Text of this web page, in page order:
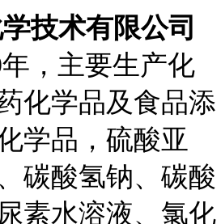
技术有限公司
，主要生产化
化学品及食品添
学品，硫酸亚
碳酸氢钠、碳酸
素水溶液、氯化